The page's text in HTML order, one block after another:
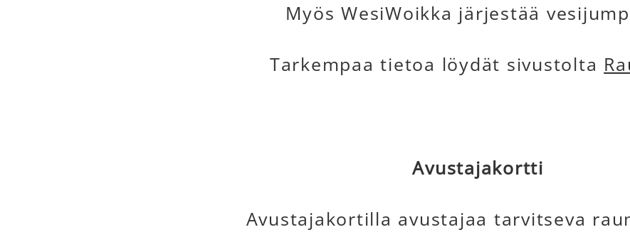
Myös WesiWoikka järjestää
Tarkempaa tietoa löydät sivustolta
Avustajakortti
Avustajakortilla avustajaa tarvitseva